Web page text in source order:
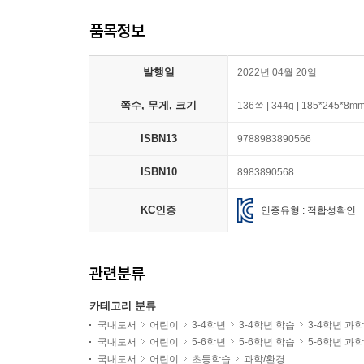
품목정보
발행일 2022년 04월 20일
쪽수, 무게, 크기 136쪽 | 344g |
ISBN13 9788983890566
ISBN10 8983890568
KC인증 인증유형 : 적합성확인
관련분류
카테고리 분류
국내도서 어린이 3-4학년 3-4학년 학습
3-4학년 과
국내도서
어린이 5-6학년 5-6학년 학습
5-6학년 과
국내도서
어린이 초등학습 과학/환경